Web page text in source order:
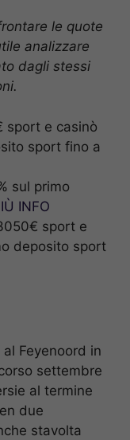
le quote
analizzare
dagli stessi
sport e casinò
sport fino a
sul primo
INFO
sport e
deposito sport
Feyenoord in
settembre
al termine
due
stavolta